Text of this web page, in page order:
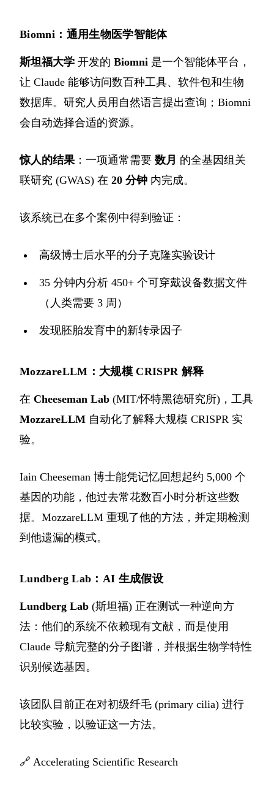
Biomni：通用生物医学智能体
斯坦福大学 开发的 Biomni 是一个智能体平台，
让 Claude 能够访问数百种工具、软件包和生物
数据库。研究人员用自然语言提出查询；Biomni
会自动选择合适的资源。
惊人的结果 ：一项通常需要 数月 的全基因组关
联研究 (GWAS) 在 20 分钟 内完成。
该系统已在多个案例中得到验证：
高级博士后水平的分子克隆实验设计
35 分钟内分析 450+ 个可穿戴设备数据文件
（人类需要 3 周）
发现胚胎发育中的新转录因子
MozzareLLM：大规模 CRISPR 解释
在 Cheeseman Lab (MIT/怀特黑德研究所)，工具
MozzareLLM 自动化了解释大规模 CRISPR 实
验。
Iain Cheeseman 博士能凭记忆回想起约 5,000 个
基因的功能，他过去常花数百小时分析这些数
据。MozzareLLM 重现了他的方法，并定期检测
到他遗漏的模式。
Lundberg Lab：AI 生成假设
Lundberg Lab (斯坦福) 正在测试一种逆向方
法：他们的系统不依赖现有文献，而是使用
Claude 导航完整的分子图谱，并根据生物学特性
识别候选基因。
该团队目前正在对初级纤毛 (primary cilia) 进行
比较实验，以验证这一方法。
🔗 Accelerating Scientific Research